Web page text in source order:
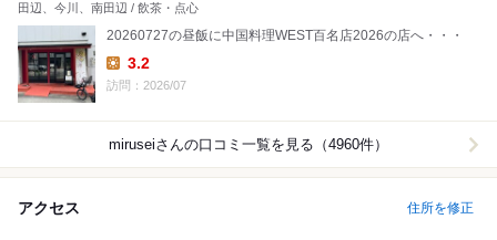
田辺、今川、南田辺 / 飲茶・点心
20260727の昼飯に中国料理WEST百名店2026の店へ・・・
Lunch:
3.2
訪問：2026/07
miruseiさんの口コミ一覧を見る（4960件）
アクセス 住所を修正